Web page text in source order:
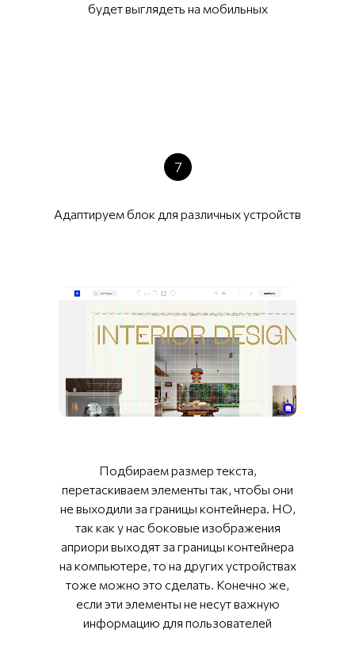
будет выглядеть на мобильных
7
Адаптируем блок для различных устройств
Подбираем размер текста,
перетаскиваем элементы так, чтобы они
не выходили за границы контейнера. НО,
так как у нас боковые изображения
априори выходят за границы контейнера
на компьютере, то на других устройствах
тоже можно это сделать. Конечно же,
если эти элементы не несут важную
информацию для пользователей